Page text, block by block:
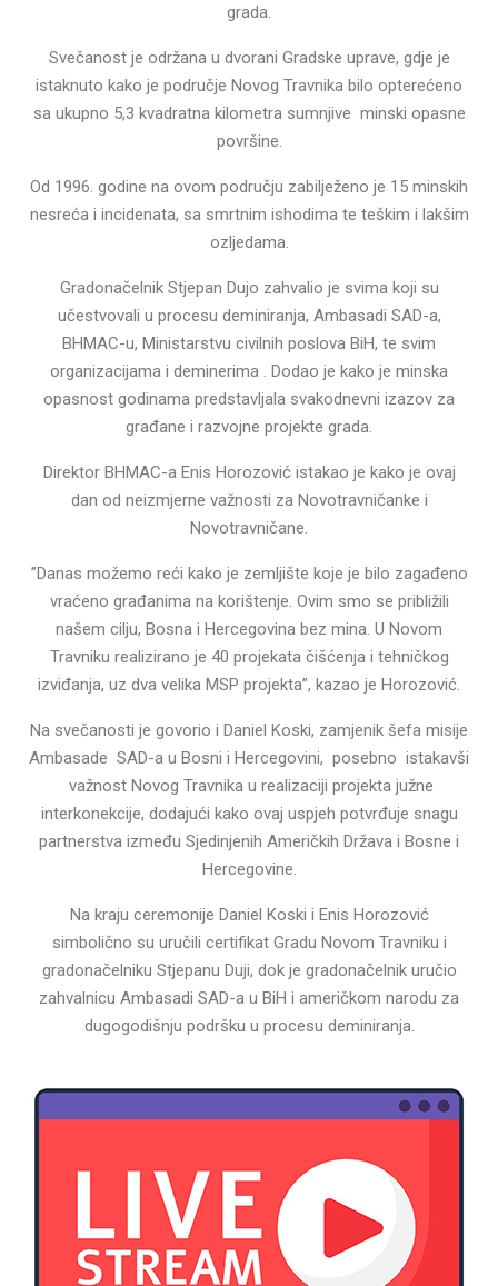
grada.
Svečanost je održana u dvorani Gradske uprave, gdje je
istaknuto kako je područje Novog Travnika bilo opterećeno
sa ukupno 5,3 kvadratna kilometra sumnjive minski opasne
površine.
Od 1996. godine na ovom području zabilježeno je 15 minskih
nesreća i incidenata, sa smrtnim ishodima te teškim i lakšim
ozljedama.
Gradonačelnik Stjepan Dujo zahvalio je svima koji su
učestvovali u procesu deminiranja, Ambasadi SAD-a,
BHMAC-u, Ministarstvu civilnih poslova BiH, te svim
organizacijama i deminerima . Dodao je kako je minska
opasnost godinama predstavljala svakodnevni izazov za
građane i razvojne projekte grada.
Direktor BHMAC-a Enis Horozović istakao je kako je ovaj
dan od neizmjerne važnosti za Novotravničanke i
Novotravničane.
”Danas možemo reći kako je zemljište koje je bilo zagađeno
vraćeno građanima na korištenje. Ovim smo se približili
našem cilju, Bosna i Hercegovina bez mina. U Novom
Travniku realizirano je 40 projekata čišćenja i tehničkog
izviđanja, uz dva velika MSP projekta”, kazao je Horozović.
Na svečanosti je govorio i Daniel Koski, zamjenik šefa misije
Ambasade SAD-a u Bosni i Hercegovini, posebno istakavši
važnost Novog Travnika u realizaciji projekta južne
interkonekcije, dodajući kako ovaj uspjeh potvrđuje snagu
partnerstva između Sjedinjenih Američkih Država i Bosne i
Hercegovine.
Na kraju ceremonije Daniel Koski i Enis Horozović
simbolično su uručili certifikat Gradu Novom Travniku i
gradonačelniku Stjepanu Duji, dok je gradonačelnik uručio
zahvalnicu Ambasadi SAD-a u BiH i američkom narodu za
dugogodišnju podršku u procesu deminiranja.